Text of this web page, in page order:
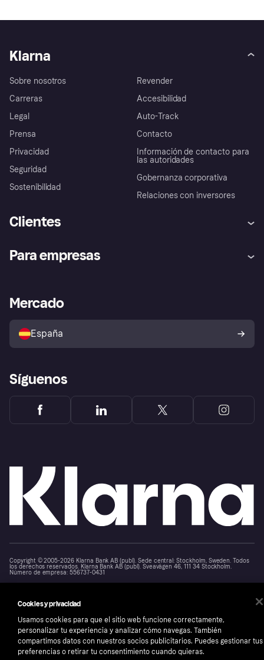
Klarna
Sobre nosotros
Carreras
Legal
Prensa
Privacidad
Seguridad
Sostenibilidad
Revender
Accesibilidad
Auto-Track
Contacto
Información de contacto para
las autoridades
Gobernanza corporativa
Relaciones con inversores
Clientes
Inicio de sesión
Directorio de tiendas
Política de protección al
comprador de Klarna
Reclamaciones
Para empresas
Acceso empresas
Mercado
España
Síguenos
Copyright © 2005-2026 Klarna Bank AB (publ). Sede central: Stockholm, Sweden. Todos
los derechos reservados. Klarna Bank AB (publ). Sveavägen 46, 111 34 Stockholm.
Número de empresa: 556737-0431
Cookies y privacidad
Usamos cookies para que el sitio web funcione correctamente,
personalizar tu experiencia y analizar cómo navegas. También
compartimos datos con nuestros socios publicitarios. Puedes gestionar tus
preferencias o retirar tu consentimiento cuando quieras.